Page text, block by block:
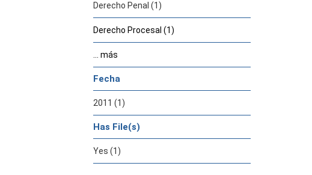
Derecho Penal (1)
Derecho Procesal (1)
... más
Fecha
2011 (1)
Has File(s)
Yes (1)